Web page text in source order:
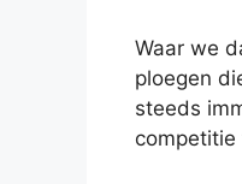
Waar we
ploegen
steeds
competitie